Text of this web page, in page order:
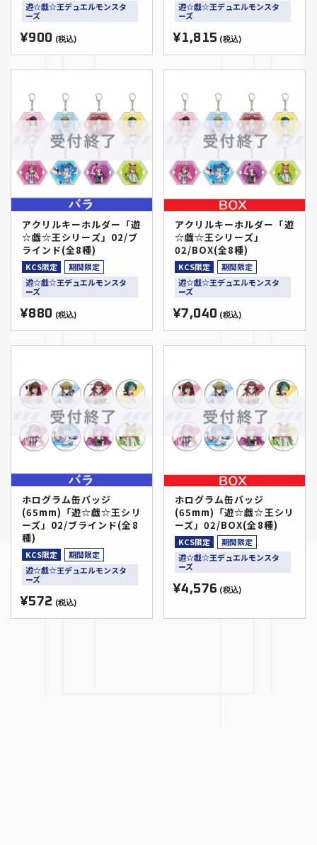
遊☆戯☆王デュエルモンスタ
ーズ
¥900 (税込)
遊☆戯☆王デュエルモンスタ
ーズ
¥1,815 (税込)
アクリルキーホルダー「遊
☆戯☆王シリーズ」02/ブ
ラインド(全8種)
KCS限定
期間限定
遊☆戯☆王デュエルモンスタ
ーズ
¥880 (税込)
アクリルキーホルダー「遊
☆戯☆王シリーズ」
02/BOX(全8種)
KCS限定
期間限定
遊☆戯☆王デュエルモンスタ
ーズ
¥7,040 (税込)
ホログラム缶バッジ
(65mm)「遊☆戯☆王シリ
ーズ」02/ブラインド(全8
種)
KCS限定
期間限定
遊☆戯☆王デュエルモンスタ
ーズ
¥572 (税込)
ホログラム缶バッジ
(65mm)「遊☆戯☆王シリ
ーズ」02/BOX(全8種)
KCS限定
期間限定
遊☆戯☆王デュエルモンスタ
ーズ
¥4,576 (税込)